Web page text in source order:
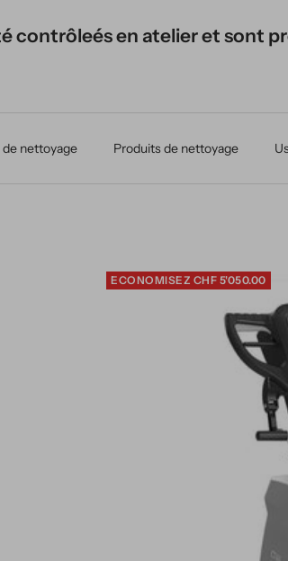
contrôleés en atelier et sont
de nettoyage Produits de nettoyage
ECONOMISEZ CHF 5'050.00